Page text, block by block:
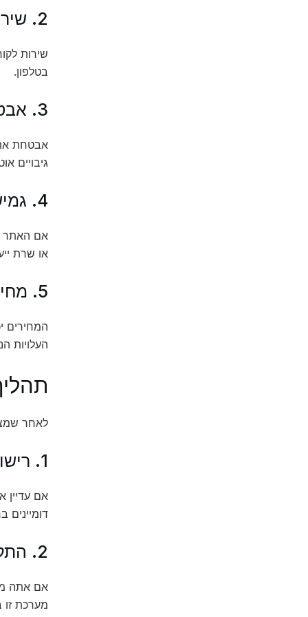
2. שירות לקוחות
בטלפון.
3. אבטחת מידע
גיבויים
4. גמישות והרחבה
או שרת
5. מחירים
המחירים
העלויות
לאחר
1. רישום דומיין
דומיינים
2. התקנה של מערכת ניהול תוכן
מערכת זו